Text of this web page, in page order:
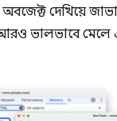
দেখিয়ে
আরও ভালভাবে মেলে